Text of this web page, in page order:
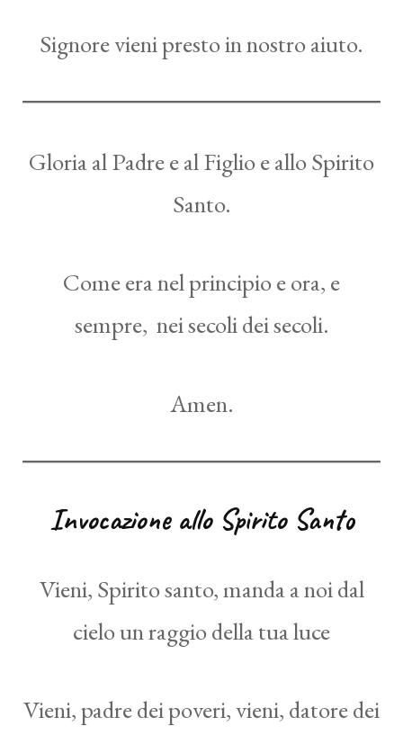
Signore vieni presto in nostro aiuto.
Gloria al Padre e al Figlio e allo Spirito
Santo.
Come era nel principio e ora, e
sempre, nei secoli dei secoli.
Amen.
Invocazione allo Spirito Santo
Vieni, Spirito santo, manda a noi dal
cielo un raggio della tua luce
Vieni, padre dei poveri, vieni, datore dei